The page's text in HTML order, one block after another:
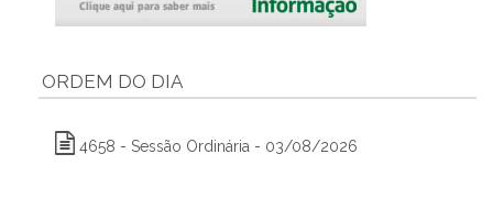
ORDEM DO DIA
4658 - Sessão Ordinária - 03/08/2026